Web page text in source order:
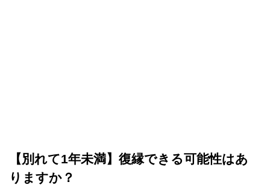
【別れて1年未満】復縁できる可能性はあ
りますか？